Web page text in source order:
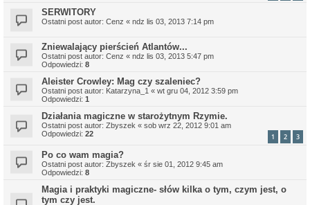
SERWITORY
Ostatni post autor: Cenz « ndz lis 03, 2013 7:14 pm
Zniewalający pierścień Atlantów...
Ostatni post autor: Cenz « ndz lis 03, 2013 5:47 pm
Odpowiedzi: 8
Aleister Crowley: Mag czy szaleniec?
Ostatni post autor: Katarzyna_1 « wt gru 04, 2012 3:59 pm
Odpowiedzi: 1
Działania magiczne w starożytnym Rzymie.
Ostatni post autor: Zbyszek « sob wrz 22, 2012 9:01 am
Odpowiedzi: 22 1 2 3
Po co wam magia?
Ostatni post autor: Zbyszek « śr sie 01, 2012 9:45 am
Odpowiedzi: 8
Magia i praktyki magiczne- słów kilka o tym, czym jest, o
tym czy jest.